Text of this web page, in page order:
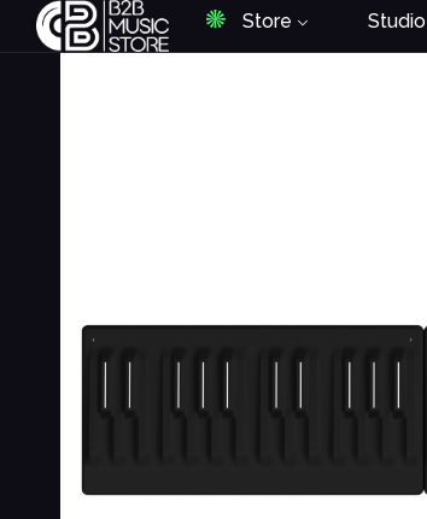
Store Studio